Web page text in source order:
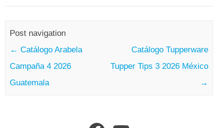
Post navigation
← Catálogo Arabela
Campaña 4 2026
Guatemala
Catálogo Tupperware
Tupper Tips 3 2026 México
→